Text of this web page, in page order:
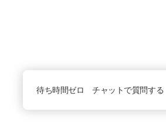
待ち時間ゼロ チャットで質問する